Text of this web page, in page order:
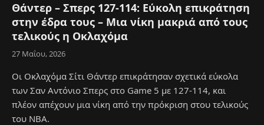
Θάντερ – Σπερς 127-114: Εύκολη επικράτηση
στην έδρα τους – Μια νίκη μακριά από τους
τελικούς η Οκλαχόμα
27 Μαΐου, 2026
Οι Οκλαχόμα Σίτι Θάντερ επικράτησαν σχετικά εύκολα
των Σαν Αντόνιο Σπερς στο Game 5 με 127-114, και
πλέον απέχουν μια νίκη από την πρόκριση στου τελικούς
του NBA.